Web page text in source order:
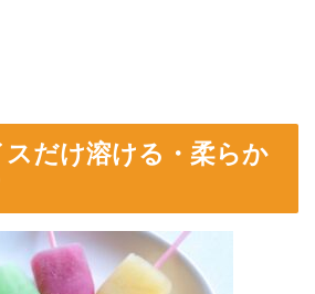
だけ溶ける・柔らか